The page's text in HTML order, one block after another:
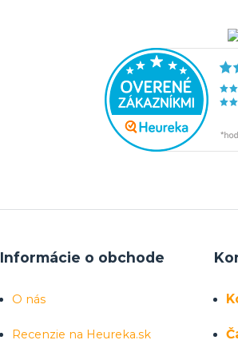
Informácie o obchode
O nás
Recenzie na Heureka.sk